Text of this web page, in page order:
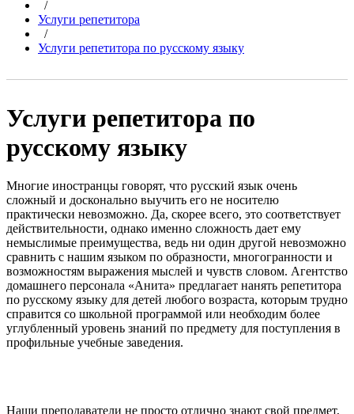
/
Услуги репетитора
/
Услуги репетитора по русскому языку
Услуги репетитора по
русскому языку
Многие иностранцы говорят, что русский язык очень
сложный и досконально выучить его не носителю
практически невозможно. Да, скорее всего, это соответствует
действительности, однако именно сложность дает ему
немыслимые преимущества, ведь ни один другой невозможно
сравнить с нашим языком по образности, многогранности и
возможностям выражения мыслей и чувств словом. Агентство
домашнего персонала «Анита» предлагает нанять репетитора
по русскому языку для детей любого возраста, которым трудно
справится со школьной программой или необходим более
углубленный уровень знаний по предмету для поступления в
профильные учебные заведения.
Наши преподаватели не просто отлично знают свой предмет,